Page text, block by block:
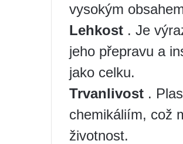
vysokým
Lehkost . Je
jeho přepravu a
jako celku.
Trvanlivost .
chemikáliím, což
životnost.